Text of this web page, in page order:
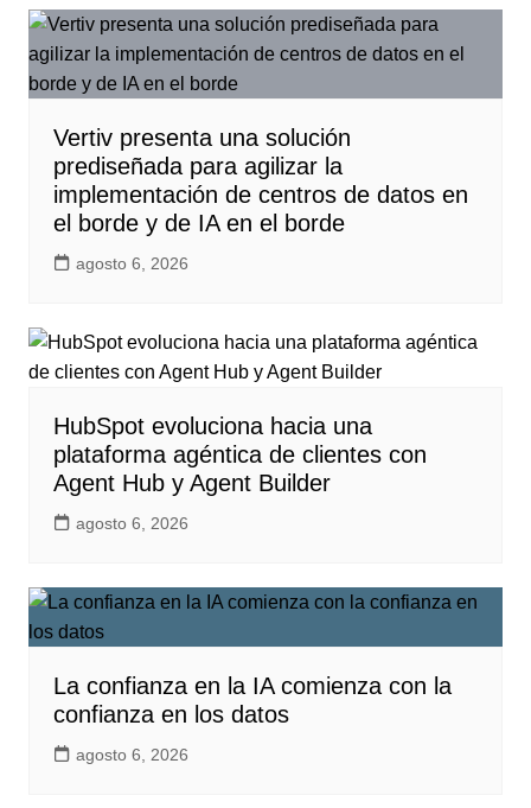
Vertiv presenta una solución
prediseñada para agilizar la
implementación de centros de datos en
el borde y de IA en el borde
agosto 6, 2026
HubSpot evoluciona hacia una
plataforma agéntica de clientes con
Agent Hub y Agent Builder
agosto 6, 2026
La confianza en la IA comienza con la
confianza en los datos
agosto 6, 2026